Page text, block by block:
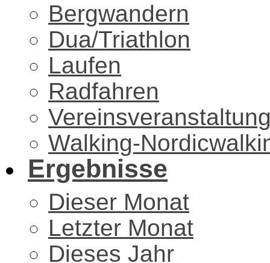
Bergwandern
Dua/Triathlon
Laufen
Radfahren
Walking-
Ergebnisse
Dieser Monat
Letzter Monat
Dieses Jahr